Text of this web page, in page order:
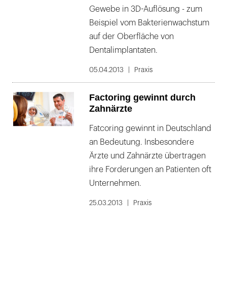
Gewebe in 3D-Auflösung - zum
Beispiel vom Bakterienwachstum
auf der Oberfläche von
Dentalimplantaten.
05.04.2013 Praxis
Factoring gewinnt durch
Zahnärzte
Fatcoring gewinnt in Deutschland
an Bedeutung. Insbesondere
Ärzte und Zahnärzte übertragen
ihre Forderungen an Patienten oft
Unternehmen.
25.03.2013 Praxis